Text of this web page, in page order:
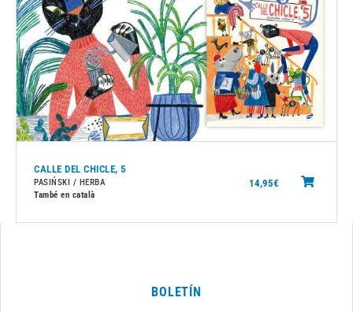
CALLE DEL CHICLE, 5
PASIŃSKI / HERBA
També en català
14,95€
BOLETÍN